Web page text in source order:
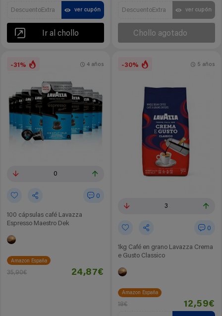
DescuentoExtra ver cupón
Ir al chollo
DescuentoExtra ver cupón
Chollo agotado
-31%
0
0
100 cápsulas café Lavazza
Espresso Maestro Dek
4 años
Amazon España
35,90€ 24,87€
-30%
3
0
1kg Café en grano Lavazza Crema
e Gusto Classico
5 años
Amazon España
18€ 12,59€